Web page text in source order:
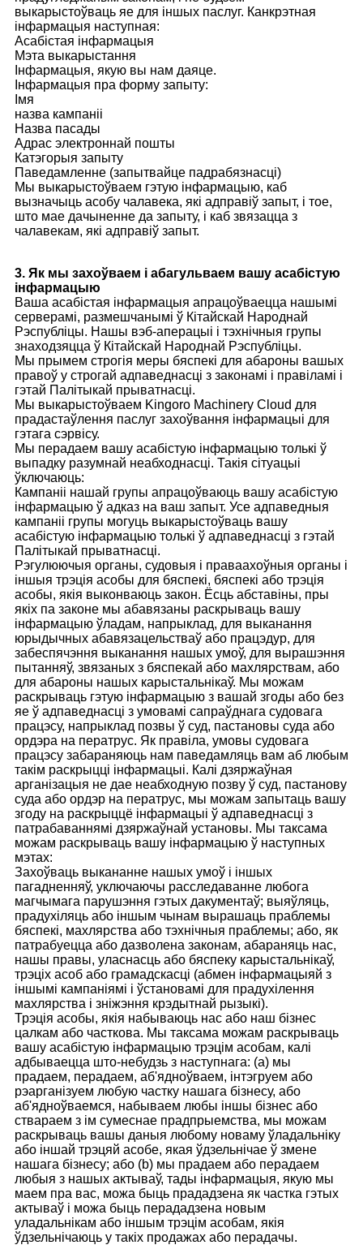
выкарыстоўваць яе для іншых паслуг. Канкрэтная
інфармацыя наступная:
Асабістая інфармацыя
Мэта выкарыстання
Інфармацыя, якую вы нам даяце.
Інфармацыя пра форму запыту:
Імя
назва кампаніі
Назва пасады
Адрас электроннай пошты
Катэгорыя запыту
Паведамленне (запытвайце падрабязнасці)
Мы выкарыстоўваем гэтую інфармацыю, каб
вызначыць асобу чалавека, які адправіў запыт, і тое,
што мае дачыненне да запыту, і каб звязацца з
чалавекам, які адправіў запыт.
3. Як мы захоўваем і абагульваем вашу асабістую
інфармацыю
Ваша асабістая інфармацыя апрацоўваецца нашымі
серверамі, размешчанымі ў Кітайскай Народнай
Рэспубліцы. Нашы вэб-аперацыі і тэхнічныя групы
знаходзяцца ў Кітайскай Народнай Рэспубліцы.
Мы прымем строгія меры бяспекі для абароны вашых
правоў у строгай адпаведнасці з законамі і правіламі і
гэтай Палітыкай прыватнасці.
Мы выкарыстоўваем Kingoro Machinery Cloud для
прадастаўлення паслуг захоўвання інфармацыі для
гэтага сэрвісу.
Мы перадаем вашу асабістую інфармацыю толькі ў
выпадку разумнай неабходнасці. Такія сітуацыі
ўключаюць:
Кампаніі нашай групы апрацоўваюць вашу асабістую
інфармацыю ў адказ на ваш запыт. Усе адпаведныя
кампаніі групы могуць выкарыстоўваць вашу
асабістую інфармацыю толькі ў адпаведнасці з гэтай
Палітыкай прыватнасці.
Рэгулюючыя органы, судовыя і праваахоўныя органы і
іншыя трэція асобы для бяспекі, бяспекі або трэція
асобы, якія выконваюць закон. Ёсць абставіны, пры
якіх па законе мы абавязаны раскрываць вашу
інфармацыю ўладам, напрыклад, для выканання
юрыдычных абавязацельстваў або працэдур, для
забеспячэння выканання нашых умоў, для вырашэння
пытанняў, звязаных з бяспекай або махлярствам, або
для абароны нашых карыстальнікаў. Мы можам
раскрываць гэтую інфармацыю з вашай згоды або без
яе ў адпаведнасці з умовамі сапраўднага судовага
працэсу, напрыклад позвы ў суд, пастановы суда або
ордэра на ператрус. Як правіла, умовы судовага
працэсу забараняюць нам паведамляць вам аб любым
такім раскрыцці інфармацыі. Калі дзяржаўная
арганізацыя не дае неабходную позву ў суд, пастанову
суда або ордэр на ператрус, мы можам запытаць вашу
згоду на раскрыццё інфармацыі ў адпаведнасці з
патрабаваннямі дзяржаўнай установы. Мы таксама
можам раскрываць вашу інфармацыю ў наступных
мэтах:
Захоўваць выкананне нашых умоў і іншых
пагадненняў, уключаючы расследаванне любога
магчымага парушэння гэтых дакументаў; выяўляць,
прадухіляць або іншым чынам вырашаць праблемы
бяспекі, махлярства або тэхнічныя праблемы; або, як
патрабуецца або дазволена законам, абараняць нас,
нашы правы, уласнасць або бяспеку карыстальнікаў,
трэціх асоб або грамадскасці (абмен інфармацыяй з
іншымі кампаніямі і ўстановамі для прадухілення
махлярства і зніжэння крэдытнай рызыкі).
Трэція асобы, якія набываюць нас або наш бізнес
цалкам або часткова. Мы таксама можам раскрываць
вашу асабістую інфармацыю трэцім асобам, калі
адбываецца што-небудзь з наступнага: (a) мы
прадаем, перадаем, аб'ядноўваем, інтэгруем або
рэарганізуем любую частку нашага бізнесу, або
аб'ядноўваемся, набываем любы іншы бізнес або
ствараем з ім сумеснае прадпрыемства, мы можам
раскрываць вашы даныя любому новаму ўладальніку
або іншай трэцяй асобе, якая ўдзельнічае ў змене
нашага бізнесу; або (b) мы прадаем або перадаем
любыя з нашых актываў, тады інфармацыя, якую мы
маем пра вас, можа быць прададзена як частка гэтых
актываў і можа быць перададзена новым
уладальнікам або іншым трэцім асобам, якія
ўдзельнічаюць у такіх продажах або перадачы.